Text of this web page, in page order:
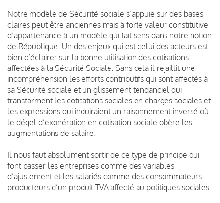
Notre modèle de Sécurité sociale s’appuie sur des bases
claires peut être anciennes mais à forte valeur constitutive
d’appartenance à un modèle qui fait sens dans notre notion
de République. Un des enjeux qui est celui des acteurs est
bien d’éclairer sur la bonne utilisation des cotisations
affectées à la Sécurité Sociale. Sans cela il rejaillit une
incompréhension les efforts contributifs qui sont affectés à
sa Sécurité sociale et un glissement tendanciel qui
transforment les cotisations sociales en charges sociales et
les expressions qui induiraient un raisonnement inversé où
le dégel d’exonération en cotisation sociale obère les
augmentations de salaire.
Il nous faut absolument sortir de ce type de principe qui
font passer les entreprises comme des variables
d’ajustement et les salariés comme des consommateurs
producteurs d’un produit TVA affecté au politiques sociales